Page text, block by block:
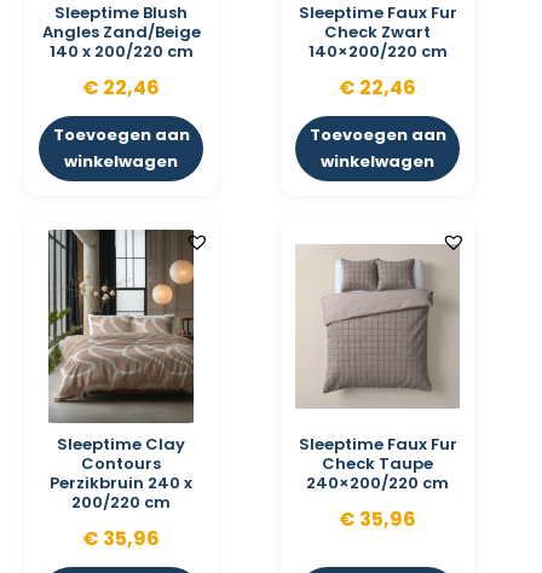
Sleeptime Blush
Angles Zand/Beige
140 x 200/220 cm
€ 22,46
Toevoegen aan
winkelwagen
Sleeptime Faux Fur
Check Zwart
140×200/220 cm
€ 22,46
Toevoegen aan
winkelwagen
Sleeptime Clay
Contours
Perzikbruin 240 x
200/220 cm
€ 35,96
Sleeptime Faux Fur
Check Taupe
240×200/220 cm
€ 35,96